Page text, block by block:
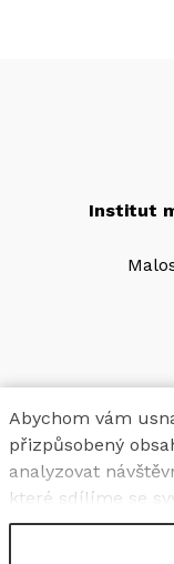
Institut
rozpočtu,
Abychom vám
přizpůsobený
analyzovat
které sdílíme se
reklamu a
"Nastavení